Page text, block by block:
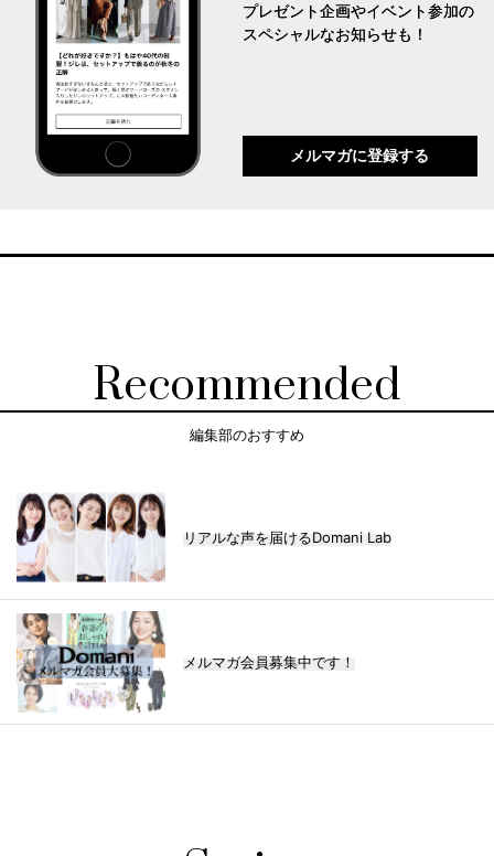
プレゼント企画やイベント参加の
スペシャルなお知らせも！
メルマガに登録する
Recommended
編集部のおすすめ
リアルな声を届けるDomani Lab
メルマガ会員募集中です！